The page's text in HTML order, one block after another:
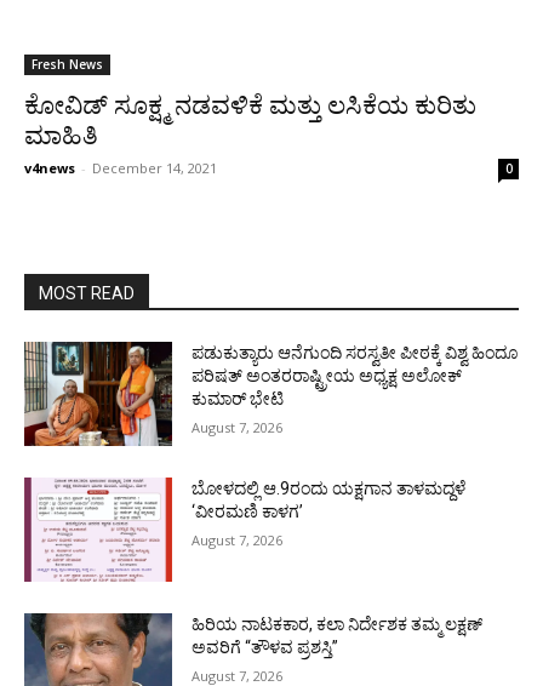
Fresh News
ಕೋವಿಡ್ ಸೂಕ್ಷ್ಮ ನಡವಳಿಕೆ ಮತ್ತು ಲಸಿಕೆಯ ಕುರಿತು
ಮಾಹಿತಿ
v4news - December 14, 2021 0
MOST READ
ಪಡುಕುತ್ಯಾರು ಆನೆಗುಂದಿ ಸರಸ್ವತೀ ಪೀಠಕ್ಕೆ ವಿಶ್ವ ಹಿಂದೂ
ಪರಿಷತ್ ಅಂತರರಾಷ್ಟ್ರೀಯ ಅಧ್ಯಕ್ಷ ಅಲೋಕ್
ಕುಮಾರ್ ಭೇಟಿ
August 7, 2026
ಬೋಳದಲ್ಲಿ ಆ.9ರಂದು ಯಕ್ಷಗಾನ ತಾಳಮದ್ದಳೆ
‘ವೀರಮಣಿ ಕಾಳಗ’
August 7, 2026
ಹಿರಿಯ ನಾಟಕಕಾರ, ಕಲಾ ನಿರ್ದೇಶಕ ತಮ್ಮ ಲಕ್ಷಣ್
ಅವರಿಗೆ “ತೌಳವ ಪ್ರಶಸ್ತಿ”
August 7, 2026